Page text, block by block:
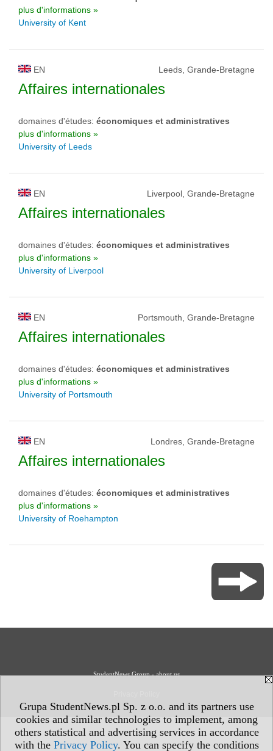
Grupa StudentNews.pl Sp. z o.o. and its partners use
cookies and similar technologies to implement, among
others statistical and advertising services in accordance
with the Privacy Policy. You can specify the conditions
plus d'informations »
University of Kent
EN Leeds, Grande-Bretagne
Affaires internationales
domaines d'études: économiques et administratives
plus d'informations »
University of Leeds
EN Liverpool, Grande-Bretagne
Affaires internationales
domaines d'études: économiques et administratives
plus d'informations »
University of Liverpool
EN Portsmouth, Grande-Bretagne
Affaires internationales
domaines d'études: économiques et administratives
plus d'informations »
University of Portsmouth
EN Londres, Grande-Bretagne
Affaires internationales
domaines d'études: économiques et administratives
plus d'informations »
University of Roehampton
StudentNews Group - about us